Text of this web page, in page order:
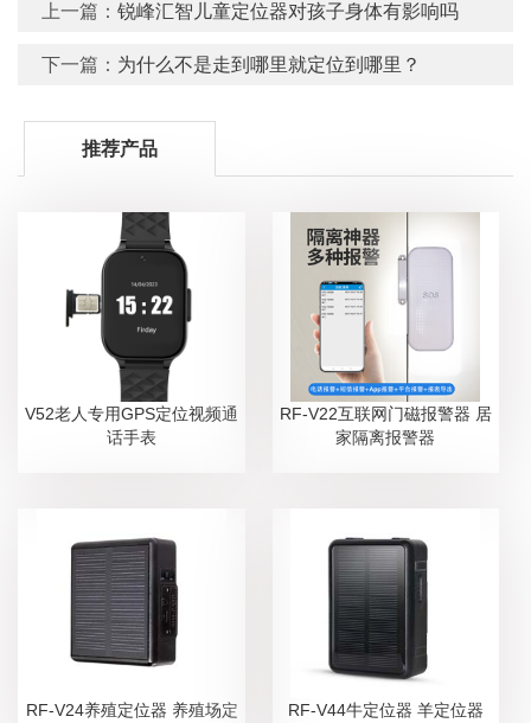
上一篇：锐峰汇智儿童定位器对孩子身体有影响吗
下一篇： 为什么不是走到哪里就定位到哪里？
推荐产品
V52老人专用GPS定位视频通
话手表
RF-V22互联网门磁报警器 居
家隔离报警器
RF-V24养殖定位器 养殖场定
RF-V44牛定位器 羊定位器